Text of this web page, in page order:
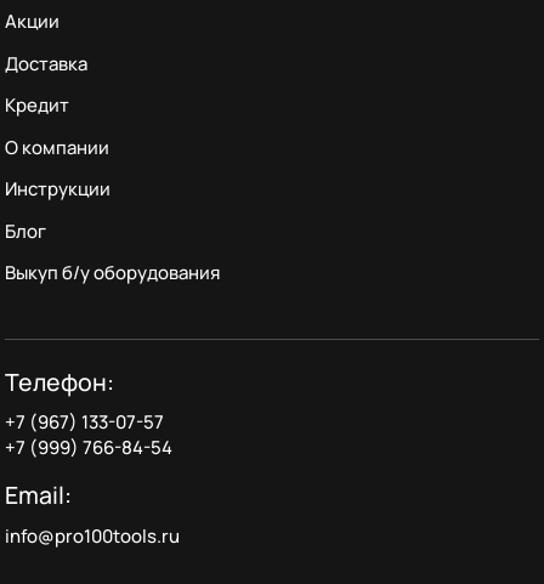
Акции
Доставка
Кредит
О компании
Инструкции
Блог
Выкуп б/у оборудования
Телефон:
+7 (967) 133-07-57
+7 (999) 766-84-54
Email:
info@pro100tools.ru